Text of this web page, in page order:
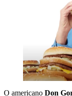
O americano Don